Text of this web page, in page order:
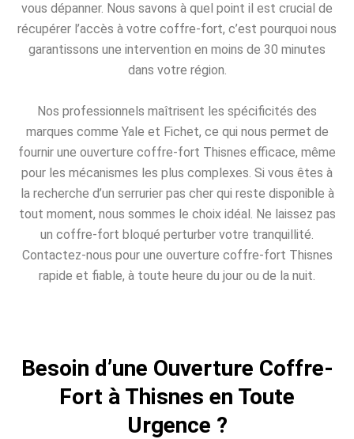
vous dépanner. Nous savons à quel point il est crucial de
récupérer l’accès à votre coffre-fort, c’est pourquoi nous
garantissons une intervention en moins de 30 minutes
dans votre région.
Nos professionnels maîtrisent les spécificités des
marques comme Yale et Fichet, ce qui nous permet de
fournir une ouverture coffre-fort Thisnes efficace, même
pour les mécanismes les plus complexes. Si vous êtes à
la recherche d’un serrurier pas cher qui reste disponible à
tout moment, nous sommes le choix idéal. Ne laissez pas
un coffre-fort bloqué perturber votre tranquillité.
Contactez-nous pour une ouverture coffre-fort Thisnes
rapide et fiable, à toute heure du jour ou de la nuit.
Besoin d’une Ouverture Coffre-
Fort à Thisnes en Toute
Urgence ?